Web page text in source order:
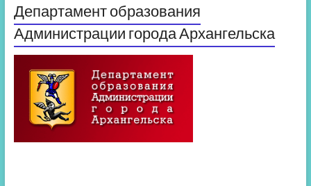
Департамент образования
Администрации города Архангельска